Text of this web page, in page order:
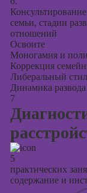
семьи, стадии
отношений
Освоите
Моногамия и
Коррекция
Либеральный
Динамика развода
7
5
практических
содержание и